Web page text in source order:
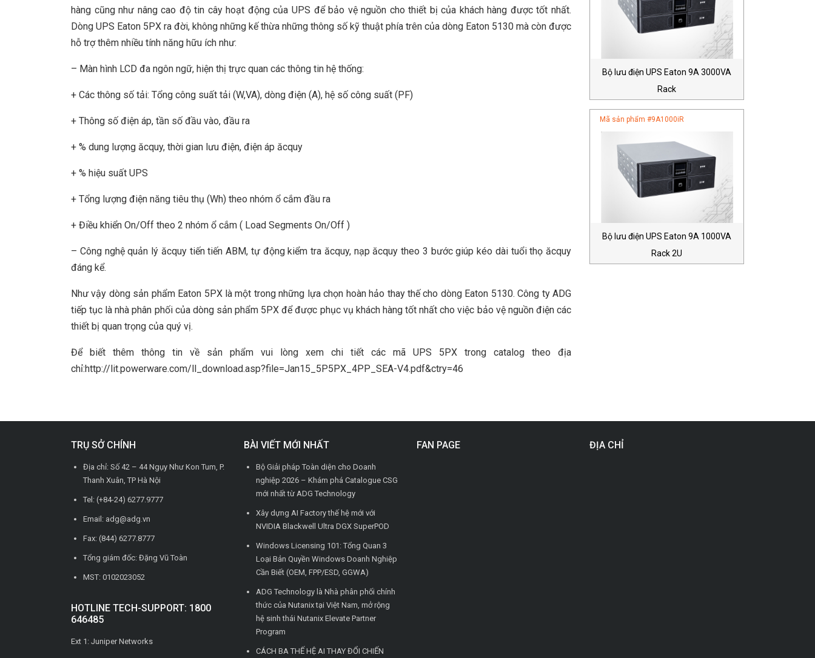
hàng cũng như nâng cao độ tin cây hoạt động của UPS để bảo vệ nguồn cho thiết bị của khách hàng được tốt nhất.
Dòng UPS Eaton 5PX ra đời, không những kế thừa những thông số kỹ thuật phía trên của dòng Eaton 5130 mà còn được
hỗ trợ thêm nhiều tính năng hữu ích như:
– Màn hình LCD đa ngôn ngữ, hiện thị trực quan các thông tin hệ thống:
+ Các thông số tải: Tổng công suất tải (W,VA), dòng điện (A), hệ số công suất (PF)
+ Thông số điện áp, tần số đầu vào, đầu ra
+ % dung lượng ăcquy, thời gian lưu điện, điện áp ăcquy
+ % hiệu suất UPS
+ Tổng lượng điện năng tiêu thụ (Wh) theo nhóm ổ cắm đầu ra
+ Điều khiển On/Off theo 2 nhóm ổ cắm ( Load Segments On/Off )
– Công nghệ quản lý ăcquy tiến tiến ABM, tự động kiểm tra ăcquy, nạp ăcquy theo 3 bước giúp kéo dài tuổi thọ ăcquy
đáng kể.
Như vậy dòng sản phẩm Eaton 5PX là một trong những lựa chọn hoàn hảo thay thế cho dòng Eaton 5130. Công ty ADG
tiếp tục là nhà phân phối của dòng sản phẩm 5PX để được phục vụ khách hàng tốt nhất cho việc bảo vệ nguồn điện các
thiết bị quan trọng của quý vị.
Để biết thêm thông tin về sản phẩm vui lòng xem chi tiết các mã UPS 5PX trong catalog theo địa
chỉ:http://lit.powerware.com/ll_download.asp?file=Jan15_5P5PX_4PP_SEA-V4.pdf&ctry=46
Bộ lưu điện UPS Eaton 9A 3000VA
Rack
Mã sản phẩm #9A1000iR
Bộ lưu điện UPS Eaton 9A 1000VA
Rack 2U
TRỤ SỞ CHÍNH
Địa chỉ: Số 42 – 44 Ngụy Như Kon Tum, P.
Thanh Xuân, TP Hà Nội
Tel: (+84-24) 6277.9777
Email: adg@adg.vn
Fax: (844) 6277.8777
Tổng giám đốc: Đặng Vũ Toàn
MST: 0102023052
HOTLINE TECH-SUPPORT: 1800
646485
Ext 1: Juniper Networks
BÀI VIẾT MỚI NHẤT
Bộ Giải pháp Toàn diện cho Doanh
nghiệp 2026 – Khám phá Catalogue CSG
mới nhất từ ADG Technology
Xây dựng AI Factory thế hệ mới với
NVIDIA Blackwell Ultra DGX SuperPOD
Windows Licensing 101: Tổng Quan 3
Loại Bản Quyền Windows Doanh Nghiệp
Cần Biết (OEM, FPP/ESD, GGWA)
ADG Technology là Nhà phân phối chính
thức của Nutanix tại Việt Nam, mở rộng
hệ sinh thái Nutanix Elevate Partner
Program
CÁCH BA THẾ HỆ AI THAY ĐỔI CHIẾN
FAN PAGE ĐỊA CHỈ